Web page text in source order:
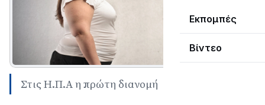
Εκπομπές
Βίντεο
Στις Η.Π.Α η πρώτη διανομή